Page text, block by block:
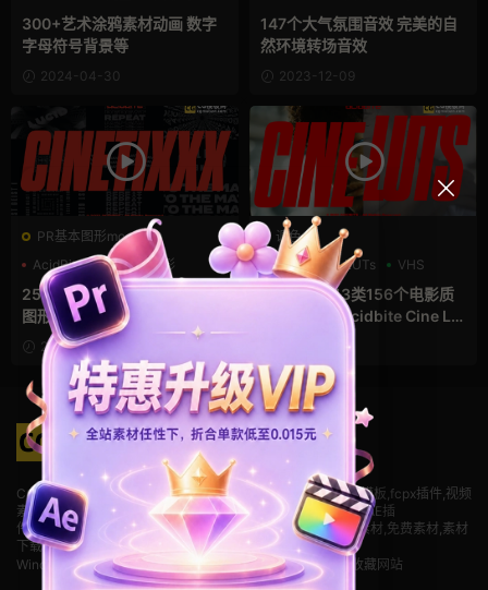
300+艺术涂鸦素材动画 数字
字母符号背景等
2024-04-30
147个大气氛围音效 完美的自
然环境转场音效
2023-12-09
PR基本图形mogrt
AcidBite
PR基本图形
动力学
25个野蛮主义抽象动力学动态
图形错版文字排版PR动画素材
包 Acidbite CinetiXXX
2022-11-17
调色
AcidBite
LUTs VHS
LUTS预设 13类156个电影质
感调色预设 Acidbite Cine LU
2022-05-15
CG模板网(cgmuban.com)免费后期资源下载网站,pr模板,ae模板,fcpx插件,视频
素材,premiere模板,pr素材,PR片头模板,pr免费模板,字幕模板,AE插
件,mogrt,premiere,LUT,PR,AE,fcpx,finalcut,剪辑素材,抖音素材,免费素材,素材
下载,支持M芯片
Windows 使用 Ctrl + D，Mac 使用 Command + D，即可收藏网站